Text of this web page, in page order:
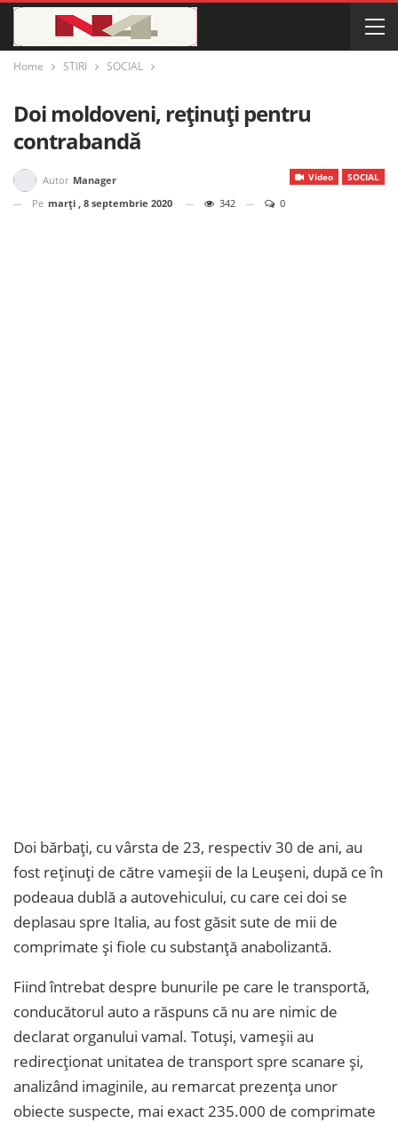
Home STIRI SOCIAL
Doi moldoveni, reținuți pentru
contrabandă
Video SOCIAL
Autor Manager
Pe marți , 8 septembrie 2020 342 0
Doi bărbați, cu vârsta de 23, respectiv 30 de ani, au
fost reținuți de către vameșii de la Leușeni, după ce în
podeaua dublă a autovehicului, cu care cei doi se
deplasau spre Italia, au fost găsit sute de mii de
comprimate și fiole cu substanță anabolizantă.
Fiind întrebat despre bunurile pe care le transportă,
conducătorul auto a răspuns că nu are nimic de
declarat organului vamal. Totuși, vameșii au
redirecționat unitatea de transport spre scanare și,
analizând imaginile, au remarcat prezența unor
obiecte suspecte, mai exact 235.000 de comprimate